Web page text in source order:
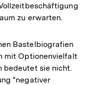
zu erwarten.
Bastelbiografien
mit Optionenvielfalt
bedeutet sie nicht.
"negativer